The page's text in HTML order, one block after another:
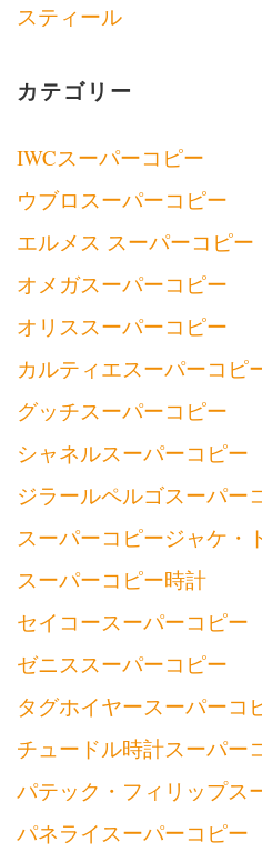
スティール
カテゴリー
IWCスーパーコピー
ウブロスーパーコピー
エルメス スーパーコピー
オメガスーパーコピー
オリススーパーコピー
カルティエスーパーコピ
グッチスーパーコピー
シャネルスーパーコピー
ジラールペルゴスーパー
スーパーコピージャケ・
スーパーコピー時計
セイコースーパーコピー
ゼニススーパーコピー
タグホイヤースーパーコ
チュードル時計スーパー
パテック・フィリップス
パネライスーパーコピー